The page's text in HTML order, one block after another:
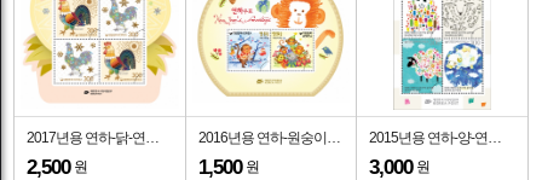
2017년용 연하-닭-연쇄 4완-소형시트-2016.12.1일
2,500 원
2016년용 연하-원숭이-소형시트-2015.12.1일
1,500 원
2015년용 연하-양-연쇄 4완-소형시트-2014.12.1일
3,000 원